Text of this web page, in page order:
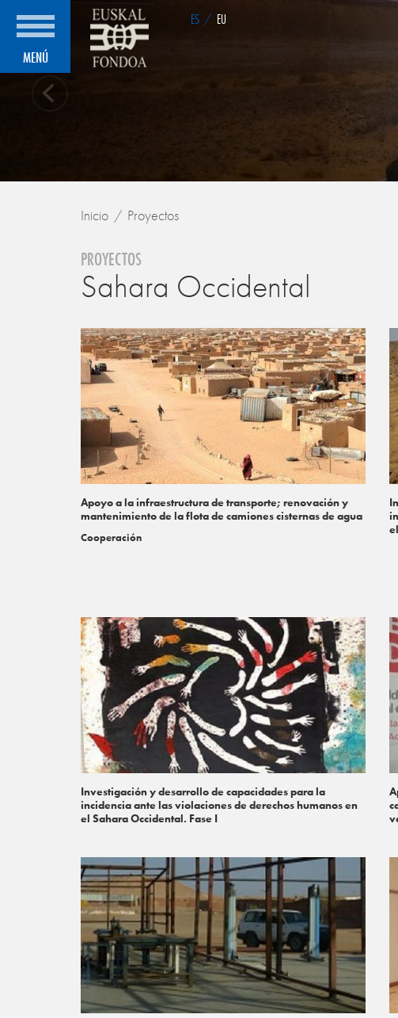
MENÚ
ES / EU
Inicio Proyectos
PROYECTOS
Sahara Occidental
Apoyo a la infraestructura de transporte; renovación y
mantenimiento de la flota de camiones cisternas de agua
Cooperación
Investigación y desarrollo de capacidades para la
incidencia ante las violaciones de derechos humanos en
el Sahara Occidental. Fase I